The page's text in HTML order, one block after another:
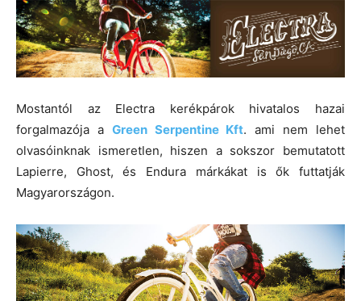
Mostantól az Electra kerékpárok hivatalos hazai
forgalmazója a Green Serpentine Kft. ami nem lehet
olvasóinknak ismeretlen, hiszen a sokszor bemutatott
Lapierre, Ghost, és Endura márkákat is ők futtatják
Magyarországon.